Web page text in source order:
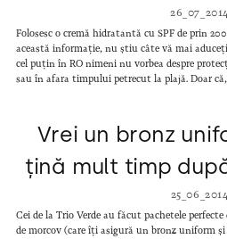
Folosesc o cremă hidratantă cu SPF de prin
această informație, nu știu câte vă mai
cel puțin în RO nimeni nu vorbea despre
sau în afara timpului petrecut la plajă. Doar
Vrei un bronz
țină mult timp
Cei de la Trio Verde au făcut pachetele
de morcov (care îți asigură un bronz uniform